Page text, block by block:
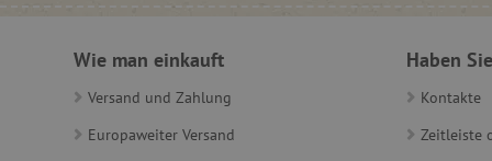
Wie man einkauft
Versand und Zahlung
Europaweiter Versand
Haben
Kontakte
Zeitleiste
Unbedingt erforderliche
featureFlagIdentifier